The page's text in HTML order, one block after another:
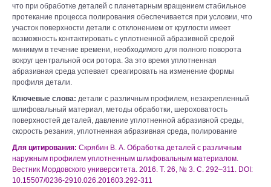
что при обработке деталей с планетарным вращением стабильное
протекание процесса полирования обеспечивается при условии, что
участок поверхности детали с отклонением от круглости имеет
возможность контактировать с уплотненной абразивной средой
минимум в течение времени, необходимого для полного поворота
вокруг центральной оси ротора. За это время уплотненная
абразивная среда успевает среагировать на изменение формы
профиля детали.
Ключевые слова: детали с различным профилем, незакрепленный
шлифовальный материал, методы обработки, шероховатость
поверхностей деталей, давление уплотненной абразивной среды,
скорость резания, уплотненная абразивная среда, полирование
Для цитирования: Скрябин В. А. Обработка деталей с различным
наружным профилем уплотненным шлифовальным материалом.
Вестник Мордовского университета. 2016. Т. 26, № 3. С. 292–311. DOI:
10.15507/0236-2910.026.201603.292-311